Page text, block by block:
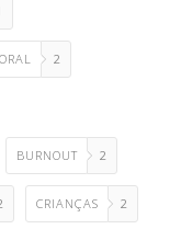
2
BURNOUT 2
CRIANÇAS 2